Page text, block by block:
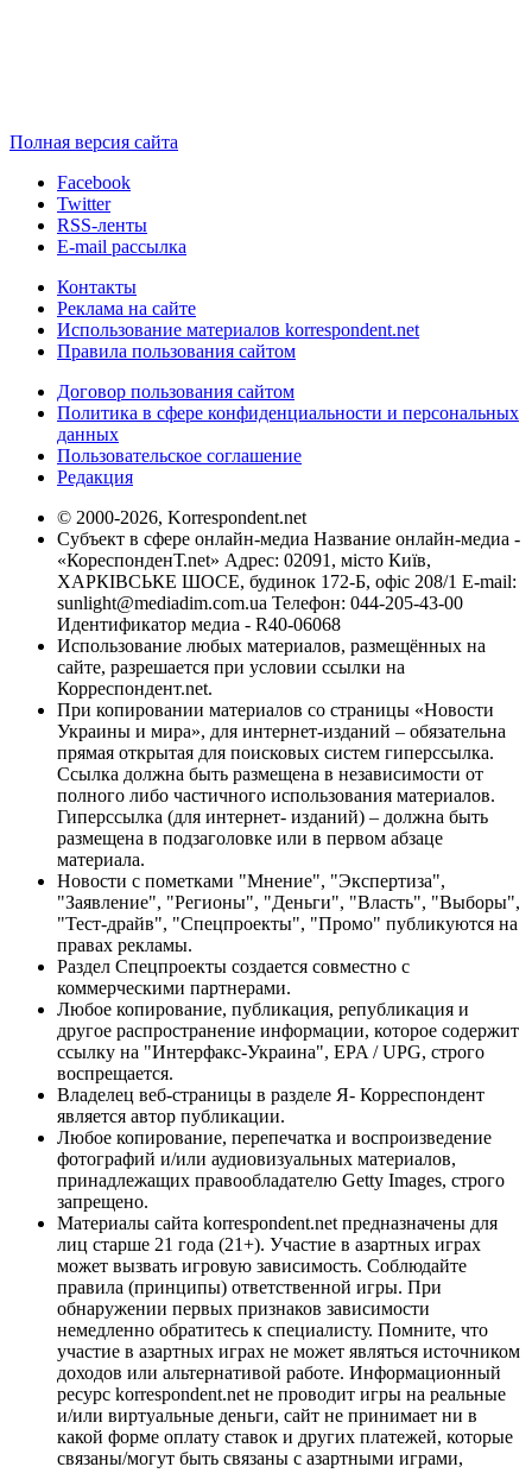
Полная версия сайта
Facebook
Twitter
RSS-ленты
E-mail рассылка
Контакты
Реклама на сайте
Использование материалов korrespondent.net
Правила пользования сайтом
Договор пользования сайтом
Политика в сфере конфиденциальности и персональных
данных
Пользовательское соглашение
Редакция
© 2000-2026, Korrespondent.net
Субъект в сфере онлайн-медиа Название онлайн-медиа -
«КореспонденТ.net» Адрес: 02091, місто Київ,
ХАРКІВСЬКЕ ШОСЕ, будинок 172-Б, офіс 208/1 E-mail:
sunlight@mediadim.com.ua Телефон: 044-205-43-00
Идентификатор медиа - R40-06068
Использование любых материалов, размещённых на
сайте, разрешается при условии ссылки на
Корреспондент.net.
При копировании материалов со страницы «Новости
Украины и мира», для интернет-изданий – обязательна
прямая открытая для поисковых систем гиперссылка.
Ссылка должна быть размещена в независимости от
полного либо частичного использования материалов.
Гиперссылка (для интернет- изданий) – должна быть
размещена в подзаголовке или в первом абзаце
материала.
Новости с пометками "Мнение", "Экспертиза",
"Заявление", "Регионы", "Деньги", "Власть", "Выборы",
"Тест-драйв", "Спецпроекты", "Промо" публикуются на
правах рекламы.
Раздел Спецпроекты создается совместно с
коммерческими партнерами.
Любое копирование, публикация, републикация и
другое распространение информации, которое содержит
ссылку на "Интерфакс-Украина", EPA / UPG, строго
воспрещается.
Владелец веб-страницы в разделе Я- Корреспондент
является автор публикации.
Любое копирование, перепечатка и воспроизведение
фотографий и/или аудиовизуальных материалов,
принадлежащих правообладателю Getty Images, строго
запрещено.
Материалы сайта korrespondent.net предназначены для
лиц старше 21 года (21+). Участие в азартных играх
может вызвать игровую зависимость. Соблюдайте
правила (принципы) ответственной игры. При
обнаружении первых признаков зависимости
немедленно обратитесь к специалисту. Помните, что
участие в азартных играх не может являться источником
доходов или альтернативой работе. Информационный
ресурс korrespondent.net не проводит игры на реальные
и/или виртуальные деньги, сайт не принимает ни в
какой форме оплату ставок и других платежей, которые
связаны/могут быть связаны с азартными играми,